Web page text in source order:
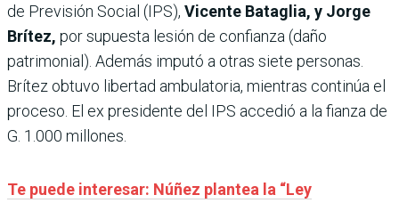
de Previsión Social (IPS), Vicente Bataglia, y Jorge
Brítez, por supuesta lesión de confianza (daño
patrimonial). Además imputó a otras siete personas.
Brítez obtuvo libertad ambulatoria, mientras continúa el
proceso. El ex presidente del IPS accedió a la fianza de
G. 1.000 millones.
Te puede interesar: Núñez plantea la “Ley